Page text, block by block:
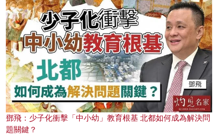
鄧飛：少子化衝擊「中小幼」教育根基 北都如何成為解決問
題關鍵？